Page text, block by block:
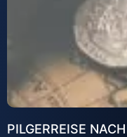
PILGERREISE